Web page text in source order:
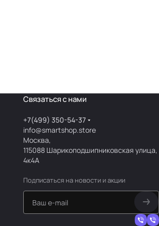
Связаться с нами
+7(499) 350-54-37
info@smartshop.store
Москва,
115088 Шарикоподшипниковская улица,
4к4А
Подписаться на новости и акции